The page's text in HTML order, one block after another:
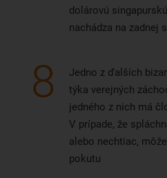
dolárovú
nachádza na zadnej
8
Jedno z ďalších
týka verejných
jedného z nich má
V prípade, že
alebo nechtiac,
pokutu